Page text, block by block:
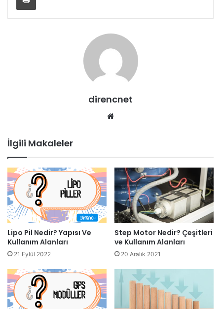
direncnet
İlgili Makaleler
Lipo Pil Nedir? Yapısı Ve
Kullanım Alanları
21 Eylül 2022
Step Motor Nedir? Çeşitleri
ve Kullanım Alanları
20 Aralık 2021